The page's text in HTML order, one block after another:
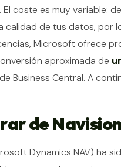
. El coste es muy variable:
calidad de tus datos, por
Microsoft ofrece
aproximada de
Business Central. A
de
Dynamics NAV) ha